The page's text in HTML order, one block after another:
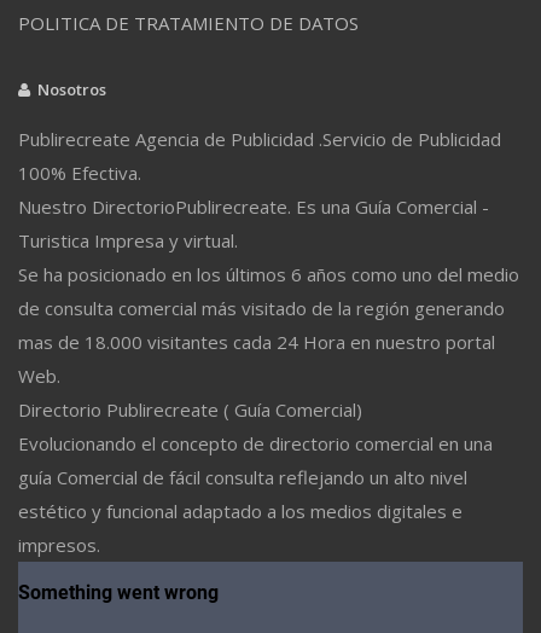
POLITICA DE TRATAMIENTO DE DATOS
Nosotros
Publirecreate Agencia de Publicidad .Servicio de Publicidad
100% Efectiva.
Nuestro DirectorioPublirecreate. Es una Guía Comercial -
Turistica Impresa y virtual.
Se ha posicionado en los últimos 6 años como uno del medio
de consulta comercial más visitado de la región generando
mas de 18.000 visitantes cada 24 Hora en nuestro portal
Web.
Directorio Publirecreate ( Guía Comercial)
Evolucionando el concepto de directorio comercial en una
guía Comercial de fácil consulta reflejando un alto nivel
estético y funcional adaptado a los medios digitales e
impresos.